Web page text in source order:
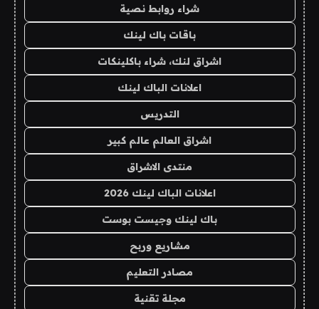
شراء روابط نصية
باقات باك لينك
اشراق لنك، شراء باكلينكات
اعلانات الباك لينك
التدريس
اشراق العالم عالم كبير
منتدى الاشراق
اعلانات الباك لينك 2026
باك لينك وجيست بوست
مشاريع وربح
مصادر التعليم
مجلة تقنية